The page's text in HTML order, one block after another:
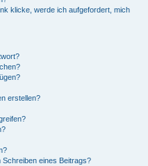
klicke, werde ich aufgefordert, mich
erstellen?
Schreiben eines Beitrags?